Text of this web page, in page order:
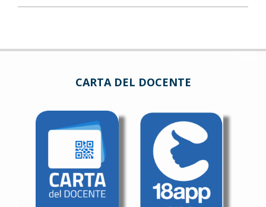
CARTA DEL DOCENTE